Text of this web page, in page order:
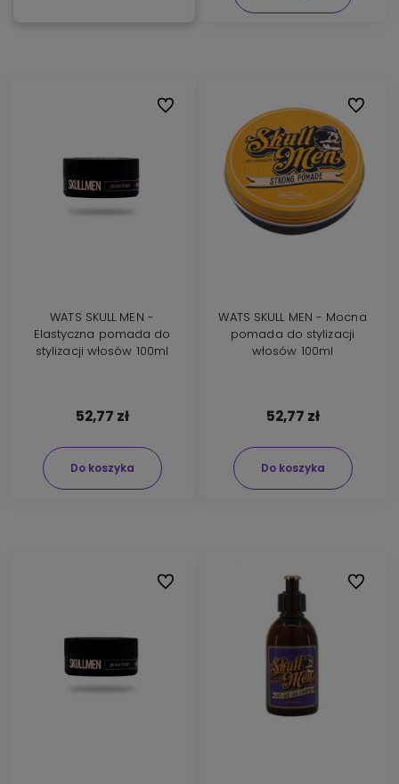
WATS SKULL MEN -
Elastyczna pomada do
stylizacji włosów 100ml
52,77 zł
Do koszyka
Do ulubionych
WATS SKULL MEN - Mocna
pomada do stylizacji
włosów 100ml
52,77 zł
Do koszyka
Do
Do ulubionych Do